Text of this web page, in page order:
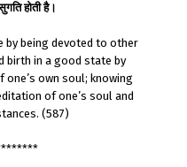
होती है।
by being devoted to other
birth in a good state by
own soul; knowing
of one’s soul and
(587)